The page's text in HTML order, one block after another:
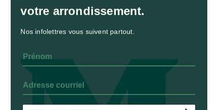
votre arrondissement.
Nos infolettres vous suivent partout.